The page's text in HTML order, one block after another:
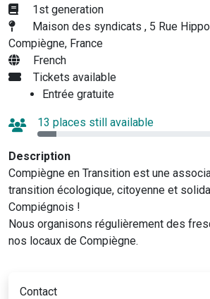
1st generation
Maison des syndicats , 5 Rue
Compiègne, France
French
Tickets available
Entrée gratuite
13 places still available
Description
Compiègne en Transition est une
transition écologique, citoyenne et
Compiégnois !
Nous organisons régulièrement des
nos locaux de Compiègne.
Contact